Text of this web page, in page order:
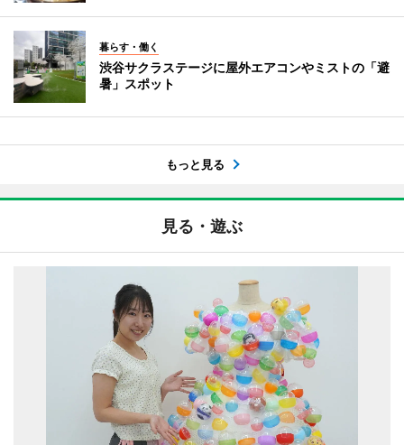
暮らす・働く
渋谷サクラステージに屋外エアコンやミストの「避
暑」スポット
もっと見る
見る・遊ぶ